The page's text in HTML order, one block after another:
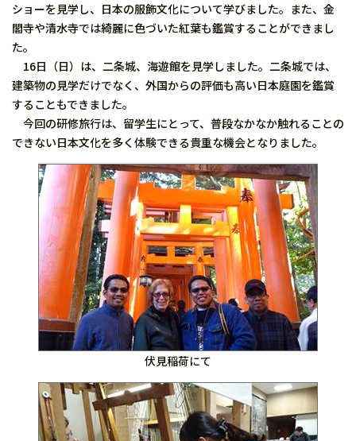
ショーを見学し、日本の服飾文化について学びました。また、金
閣寺や清水寺では綺麗に色づいた紅葉も鑑賞することができまし
た。
16日（日）は、二条城、海遊館を見学しました。二条城では、
建築物の見学だけでなく、外国からの評価も高い日本庭園を鑑賞
することもできました。
今回の研修旅行は、留学生にとって、普段なかなか触れることの
できない日本文化を多く体験できる貴重な機会となりました。
伏見稲荷にて